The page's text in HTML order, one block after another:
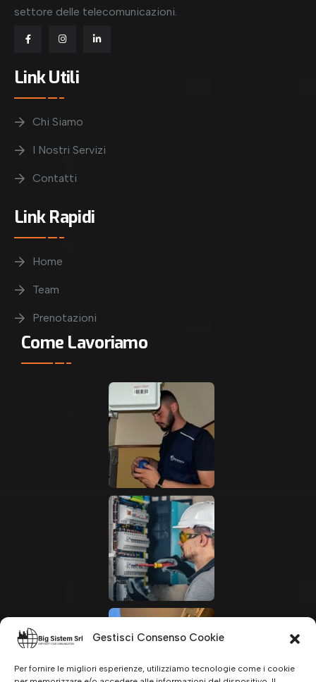
Gestisci Consenso Cookie
Per fornire le migliori esperienze, utilizziamo tecnologie come i cookie
settore delle telecomunicazioni.
Link Utili
Chi Siamo
I Nostri Servizi
Contatti
Link Rapidi
Home
Team
Prenotazioni
Come Lavoriamo